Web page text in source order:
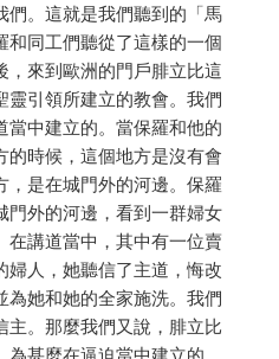
們。這就是我們聽到的「馬
和同工們聽從了這樣的一個
，來到歐洲的門戶腓立比這
靈引領所建立的教會。我們
當中建立的。當保羅和他的
的時候，這個地方是沒有會
，是在城門外的河邊。保羅
門外的河邊，看到一群婦女
在講道當中，其中有一位賣
婦人，她聽信了主道，悔改
為她和她的全家施洗。我們
主。那麼我們又說，腓立比